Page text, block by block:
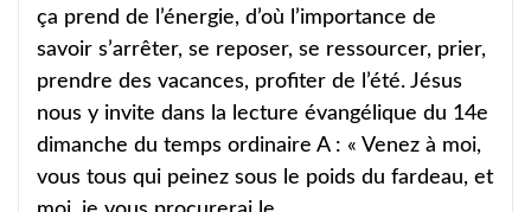
ça prend de l’énergie, d’où l’importance de
savoir s’arrêter, se reposer, se ressourcer, prier,
prendre des vacances, profiter de l’été. Jésus
nous y invite dans la lecture évangélique du 14e
dimanche du temps ordinaire A : « Venez à moi,
vous tous qui peinez sous le poids du fardeau, et